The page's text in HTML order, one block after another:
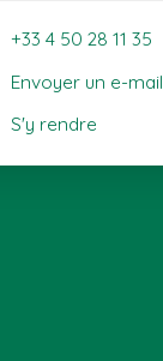
+33 4 50 28 11 35
Envoyer un e-mail
S'y rendre